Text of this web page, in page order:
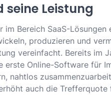
seine Leistung
Bereich SaaS-
produzieren und
vereinfacht. Bereits im
erste Online-Software für
nahtlos
auch die Trefferquote